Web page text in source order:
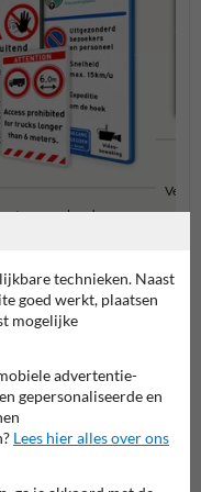
toegangsborden
Eigen terrein borden
technieken. Naast
goed werkt, plaatsen
mogelijke
advertentie-
gepersonaliseerde en
Lees hier alles over ons